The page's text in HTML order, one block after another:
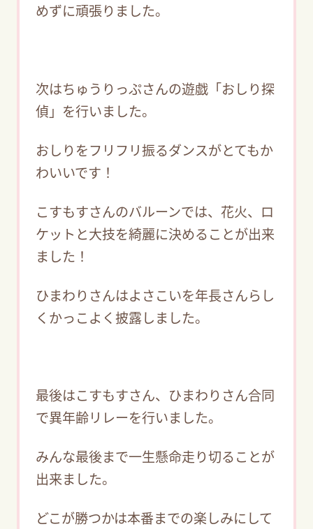
めずに頑張りました。
次はちゅうりっぷさんの遊戯「おしり探
偵」を行いました。
おしりをフリフリ振るダンスがとてもか
わいいです！
こすもすさんのバルーンでは、花火、ロ
ケットと大技を綺麗に決めることが出来
ました！
ひまわりさんはよさこいを年長さんらし
くかっこよく披露しました。
最後はこすもすさん、ひまわりさん合同
で異年齢リレーを行いました。
みんな最後まで一生懸命走り切ることが
出来ました。
どこが勝つかは本番までの楽しみにして